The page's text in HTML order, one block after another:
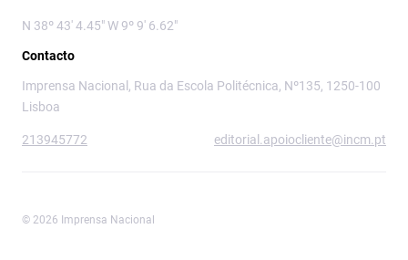
N 38º 43' 4.45" W 9º 9' 6.62"
Contacto
Imprensa Nacional, Rua da Escola Politécnica, Nº135, 1250-100
Lisboa
213945772 editorial.apoiocliente@incm.pt
© 2026 Imprensa Nacional